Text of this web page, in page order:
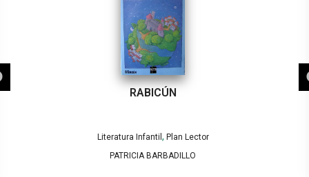
RABICÚN
Literatura Infantil , Plan Lector
PATRICIA BARBADILLO